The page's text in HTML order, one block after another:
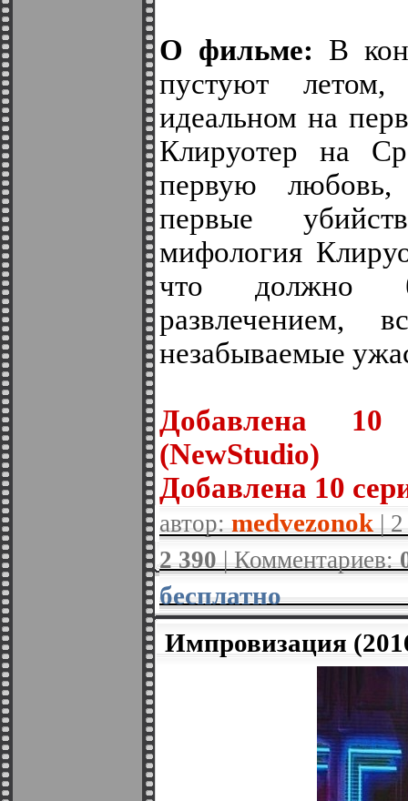
О фильме: В
пустуют летом,
идеальном на
Клируотер на
первую
первые
мифология
что должно
развлечением,
незабываемые
Добавлена
(NewStudio)
Добавлена 10
автор: medvezonok |
2 390| Комментариев:
бесплатно
Импровизация